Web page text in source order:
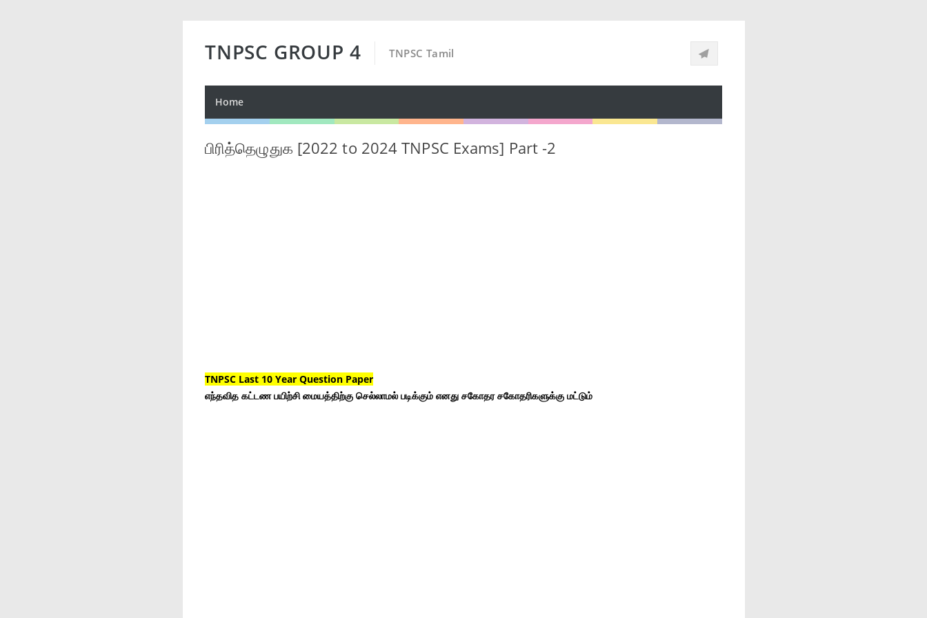
TNPSC GROUP 4 TNPSC Tamil
Home
பிரித்தெழுதுக [2022 to 2024 TNPSC Exams] Part -2
TNPSC Last 10 Year Question Paper
எந்தவித கட்டண பயிற்சி மையத்திற்கு செல்லாமல் படிக்கும் எனது சகோதர சகோதரிகளுக்கு மட்டும்